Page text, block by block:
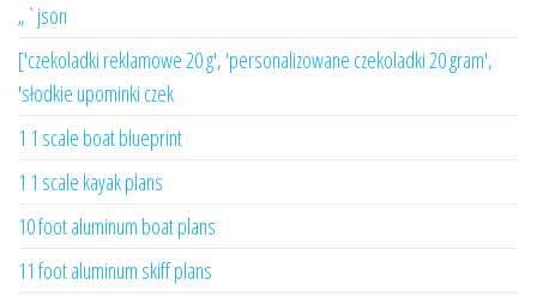
„`json
['czekoladki reklamowe 20 g', 'personalizowane czekoladki 20 gram',
'słodkie upominki czek
1 1 scale boat blueprint
1 1 scale kayak plans
10 foot aluminum boat plans
11 foot aluminum skiff plans